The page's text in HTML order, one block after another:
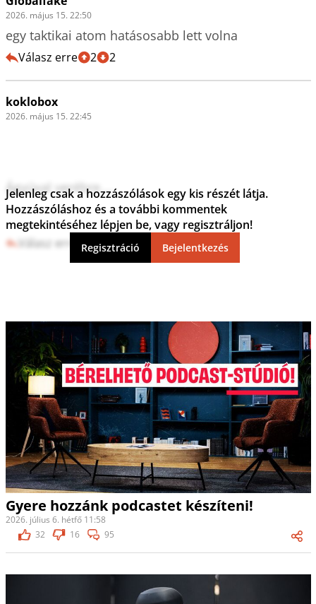
2026. május 15. 22:50
egy taktikai atom hatásosabb lett volna
Válasz erre 2 2
koklobox
2026. május 15. 22:45
Ágyúval verébre....
Válasz erre 2 1
Jelenleg csak a hozzászólások egy kis részét látja.
Hozzászóláshoz és a további kommentek
megtekintéséhez lépjen be, vagy regisztráljon!
Regisztráció Bejelentkezés
Gyere hozzánk podcastet készíteni!
2026. július 6. hétfő 11:58
32
16 95